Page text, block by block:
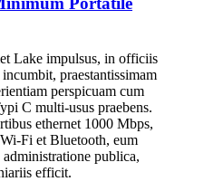
Lake impulsus, in officiis
praestantissimam
perspicuam cum
C multi-usus praebens.
ethernet 1000 Mbps,
Fi et Bluetooth, eum
publica,
efficit.